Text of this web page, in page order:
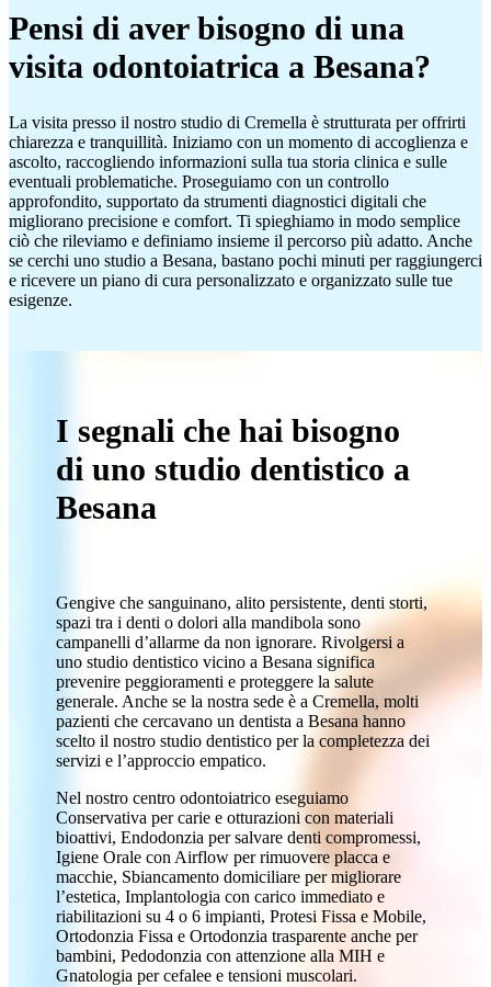
Pensi di aver bisogno di una
visita odontoiatrica a Besana?
La visita presso il nostro studio di Cremella è strutturata per offrirti
chiarezza e tranquillità. Iniziamo con un momento di accoglienza e
ascolto, raccogliendo informazioni sulla tua storia clinica e sulle
eventuali problematiche. Proseguiamo con un controllo
approfondito, supportato da strumenti diagnostici digitali che
migliorano precisione e comfort. Ti spieghiamo in modo semplice
ciò che rileviamo e definiamo insieme il percorso più adatto. Anche
se cerchi uno studio a Besana, bastano pochi minuti per raggiungerci
e ricevere un piano di cura personalizzato e organizzato sulle tue
esigenze.
I segnali che hai bisogno
di uno studio dentistico a
Besana
Gengive che sanguinano, alito persistente, denti storti,
spazi tra i denti o dolori alla mandibola sono
campanelli d’allarme da non ignorare. Rivolgersi a
uno studio dentistico vicino a Besana significa
prevenire peggioramenti e proteggere la salute
generale. Anche se la nostra sede è a Cremella, molti
pazienti che cercavano un dentista a Besana hanno
scelto il nostro studio dentistico per la completezza dei
servizi e l’approccio empatico.
Nel nostro centro odontoiatrico eseguiamo
Conservativa per carie e otturazioni con materiali
bioattivi, Endodonzia per salvare denti compromessi,
Igiene Orale con Airflow per rimuovere placca e
macchie, Sbiancamento domiciliare per migliorare
l’estetica, Implantologia con carico immediato e
riabilitazioni su 4 o 6 impianti, Protesi Fissa e Mobile,
Ortodonzia Fissa e Ortodonzia trasparente anche per
bambini, Pedodonzia con attenzione alla MIH e
Gnatologia per cefalee e tensioni muscolari.